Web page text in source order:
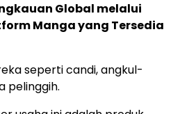
Global melalui
Manga yang Tersedia
seperti candi, angkul-
pelinggih.